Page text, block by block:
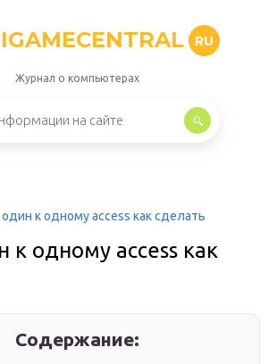
IGAMECENTRAL RU
Журнал о компьютерах
к одному access как сделать
к одному access как
Содержание: